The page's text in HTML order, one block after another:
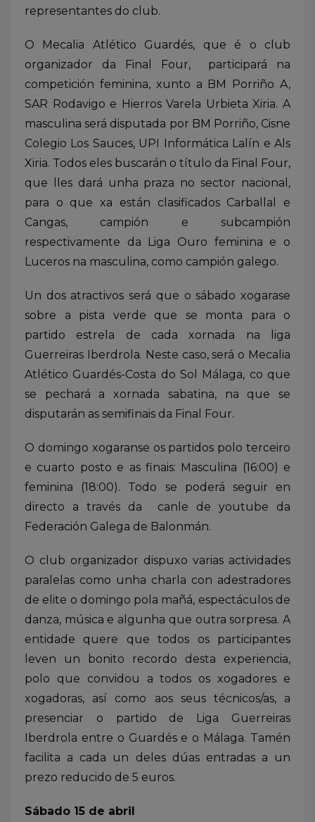
representantes do club.
O Mecalia Atlético Guardés, que é o club
organizador da Final Four, participará na
competición feminina, xunto a BM Porriño A,
SAR Rodavigo e Hierros Varela Urbieta Xiria. A
masculina será disputada por BM Porriño, Cisne
Colegio Los Sauces, UPI Informática Lalín e Als
Xiria. Todos eles buscarán o título da Final Four,
que lles dará unha praza no sector nacional,
para o que xa están clasificados Carballal e
Cangas, campión e subcampión
respectivamente da Liga Ouro feminina e o
Luceros na masculina, como campión galego.
Un dos atractivos será que o sábado xogarase
sobre a pista verde que se monta para o
partido estrela de cada xornada na liga
Guerreiras Iberdrola. Neste caso, será o Mecalia
Atlético Guardés-Costa do Sol Málaga, co que
se pechará a xornada sabatina, na que se
disputarán as semifinais da Final Four.
O domingo xogaranse os partidos polo terceiro
e cuarto posto e as finais: Masculina (16:00) e
feminina (18:00). Todo se poderá seguir en
directo a través da canle de youtube da
Federación Galega de Balonmán.
O club organizador dispuxo varias actividades
paralelas como unha charla con adestradores
de elite o domingo pola mañá, espectáculos de
danza, música e algunha que outra sorpresa. A
entidade quere que todos os participantes
leven un bonito recordo desta experiencia,
polo que convidou a todos os xogadores e
xogadoras, así como aos seus técnicos/as, a
presenciar o partido de Liga Guerreiras
Iberdrola entre o Guardés e o Málaga. Tamén
facilita a cada un deles dúas entradas a un
prezo reducido de 5 euros.
Sábado 15 de abril